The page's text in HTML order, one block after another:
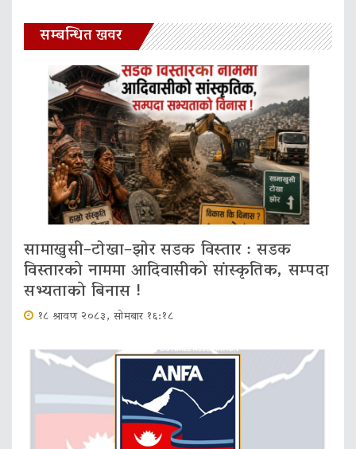
सम्बन्धित खवर
सामाखुसी–टोखा–झोर सडक विस्तार : सडक
विस्तारकाे नाममा आदिवासीकाे सांस्कृतिक, सम्पदा
सभ्यताकाे बिनास !
१८ श्रावण २०८३, सोमबार १६:१८